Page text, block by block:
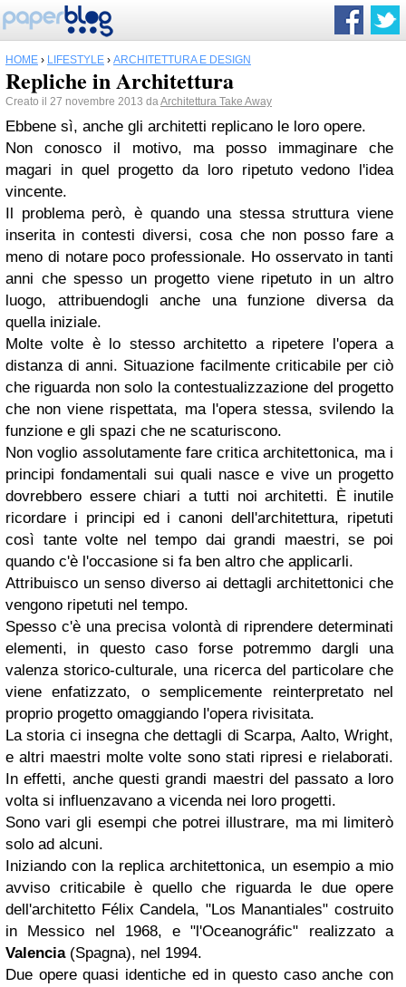
HOME › LIFESTYLE › ARCHITETTURA E DESIGN
Repliche in Architettura
Creato il 27 novembre 2013 daArchitettura Take Away
Ebbene sì, anche gli architetti replicano le loro opere.
Non conosco il motivo, ma posso immaginare che
magari in quel progetto da loro ripetuto vedono l'idea
vincente.
Il problema però, è quando una stessa struttura viene
inserita in contesti diversi, cosa che non posso fare a
meno di notare poco professionale. Ho osservato in tanti
anni che spesso un progetto viene ripetuto in un altro
luogo, attribuendogli anche una funzione diversa da
quella iniziale.
Molte volte è lo stesso architetto a ripetere l'opera a
distanza di anni. Situazione facilmente criticabile per ciò
che riguarda non solo la contestualizzazione del progetto
che non viene rispettata, ma l'opera stessa, svilendo la
funzione e gli spazi che ne scaturiscono.
Non voglio assolutamente fare critica architettonica, ma i
principi fondamentali sui quali nasce e vive un progetto
dovrebbero essere chiari a tutti noi architetti. È inutile
ricordare i principi ed i canoni dell'architettura, ripetuti
così tante volte nel tempo dai grandi maestri, se poi
quando c'è l'occasione si fa ben altro che applicarli.
Attribuisco un senso diverso ai dettagli architettonici che
vengono ripetuti nel tempo.
Spesso c'è una precisa volontà di riprendere determinati
elementi, in questo caso forse potremmo dargli una
valenza storico-culturale, una ricerca del particolare che
viene enfatizzato, o semplicemente reinterpretato nel
proprio progetto omaggiando l'opera rivisitata.
La storia ci insegna che dettagli di Scarpa, Aalto, Wright,
e altri maestri molte volte sono stati ripresi e rielaborati.
In effetti, anche questi grandi maestri del passato a loro
volta si influenzavano a vicenda nei loro progetti.
Sono vari gli esempi che potrei illustrare, ma mi limiterò
solo ad alcuni.
Iniziando con la replica architettonica, un esempio a mio
avviso criticabile è quello che riguarda le due opere
dell'architetto Félix Candela, "Los Manantiales" costruito
in Messico nel 1968, e "l'Oceanográfic" realizzato a
Valencia(Spagna), nel 1994.
Due opere quasi identiche ed in questo caso anche con